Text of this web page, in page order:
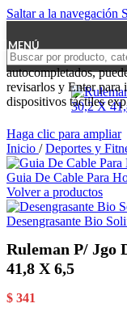
Saltar a la navegación
MENÚ
autocompletados,
revisarlos y Enter para
dispositivos táctiles
Haga clic para ampliar
Inicio / Deportes y
Guia De Cable Para
Volver a productos
Desengrasante Bio
Ruleman P/ Jgo
41,8 X 6,5
$ 341